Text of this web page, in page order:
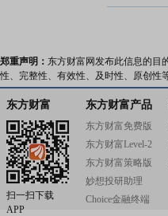
2026-07-
郑重声明： 东方财富网发布此信息的目
性、完整性、有效性、及时性、原创性
东方财富
扫一扫下载
APP
东方财富产品
东方财富免费版
东方财富Level-2
东方财富策略版
妙想投研助理
Choice金融终端